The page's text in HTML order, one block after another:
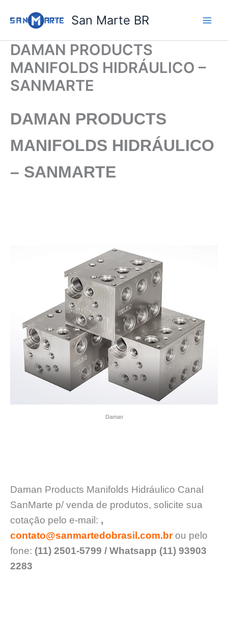
para
conteúdo
San Marte BR
DAMAN PRODUCTS
MANIFOLDS HIDRÁULICO –
SANMARTE
DAMAN PRODUCTS
MANIFOLDS HIDRÁULICO
– SANMARTE
Daman
Daman Products Manifolds Hidráulico Canal
SanMarte p/ venda de produtos, solicite sua
cotação pelo e-mail: ,
contato@sanmartedobrasil.com.brou pelo
fone: (11) 2501-5799 / Whatsapp (11) 93903
2283